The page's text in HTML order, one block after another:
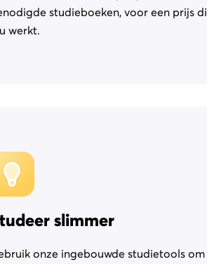
studieboeken, voor een prijs
werkt.
slimmer
onze ingebouwde studietools om